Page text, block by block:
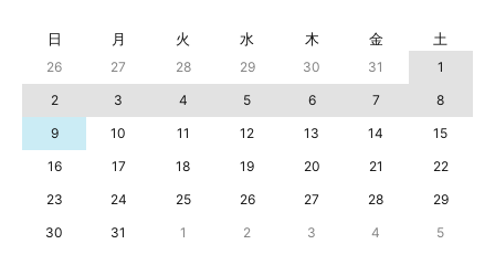
日 月 火 水 木 金 土
26 27 28 29 30 31
1
2
3 4 5 6 7
8
9
10 11 12 13 14
15
16
17 18 19 20 21
22
23
24 25 26 27 28
29
30
31 1 2 3 4 5